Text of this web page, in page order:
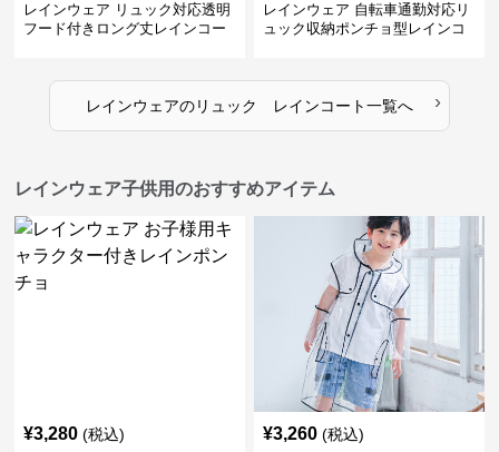
レインウェア リュック対応透明
フード付きロング丈レインコー
レインウェア 自転車通勤対応リ
ュック収納ポンチョ型レインコ
レインウェアのリュック レインコート一覧へ ›
レインウェア子供用のおすすめアイテム
¥3,280 (税込) ¥3,260 (税込)